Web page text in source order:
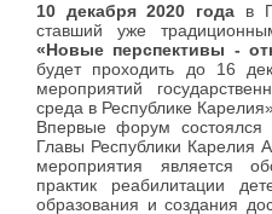
10 декабря 2020 года
в
ставший уже
«Новые перспективы -
будет проходить до 16
мероприятий
среда в Республике
Впервые форум состоялся
Главы Республики Карелия
мероприятия является
практик реабилитации
образования и создания